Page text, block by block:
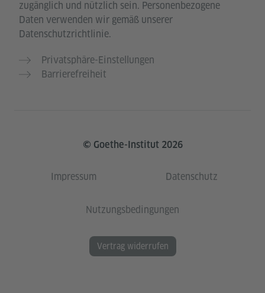
zugänglich und nützlich sein. Personenbezogene
Daten verwenden wir gemäß unserer
Datenschutzrichtlinie.
Privatsphäre-Einstellungen
Barrierefreiheit
© Goethe-Institut 2026
Impressum Datenschutz
Nutzungsbedingungen
Vertrag widerrufen